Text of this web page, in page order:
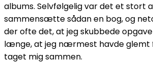
albums. Selvfølgelig var det et stort
sammensætte sådan en bog, og
der ofte det, at jeg skubbede
længe, at jeg nærmest havde glemt
taget mig sammen.